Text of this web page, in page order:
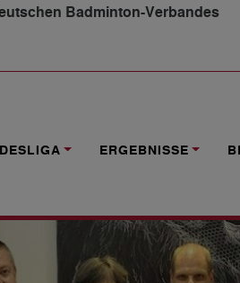
Badminton-Verbandes
ERGEBNISSE